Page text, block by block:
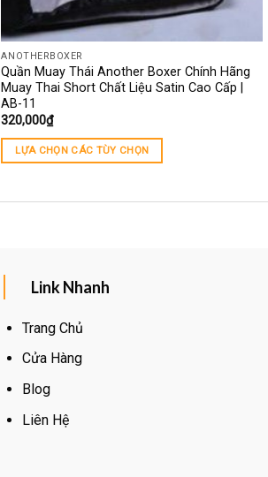
ANOTHERBOXER
Quần Muay Thái Another Boxer Chính Hãng
Muay Thai Short Chất Liệu Satin Cao Cấp |
AB-11
320,000₫
LỰA CHỌN CÁC TÙY CHỌN
Link Nhanh
Trang Chủ
Cửa Hàng
Blog
Liên Hệ